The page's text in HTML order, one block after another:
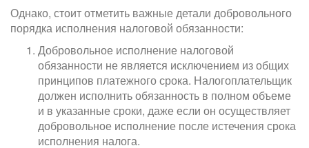
Однако, стоит отметить важные детали добровольного
порядка исполнения налоговой обязанности:
Добровольное исполнение налоговой
обязанности не является исключением из общих
принципов платежного срока. Налогоплательщик
должен исполнить обязанность в полном объеме
и в указанные сроки, даже если он осуществляет
добровольное исполнение после истечения срока
исполнения налога.